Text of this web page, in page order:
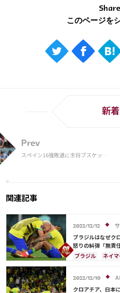
Share
Prev
スペイン16強敗退に主将ブスケッツ
新
関連記事
2022/12/12
ブラジルはなぜク
怒りの糾弾「無責
ルは本物のリーダ
ブラジル ネイ
スペイン
スイス
アルゼンチン
2022/12/10
クロアチア、日本